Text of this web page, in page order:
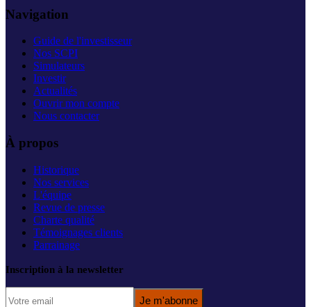
Navigation
Guide de l'investisseur
Nos SCPI
Simulateurs
Investir
Actualités
Ouvrir mon compte
Nous contacter
À propos
Historique
Nos services
L'équipe
Revue de presse
Charte qualité
Témoignages clients
Parrainage
Inscription à la newsletter
Je m'abonne